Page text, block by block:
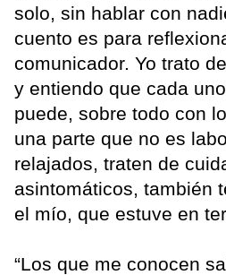
solo, sin hablar con
cuento es para
comunicador. Yo trato
y entiendo que cada
puede, sobre todo con
una parte que no es
relajados, traten de
asintomáticos, también
el mío, que estuve en
“Los que me conocen